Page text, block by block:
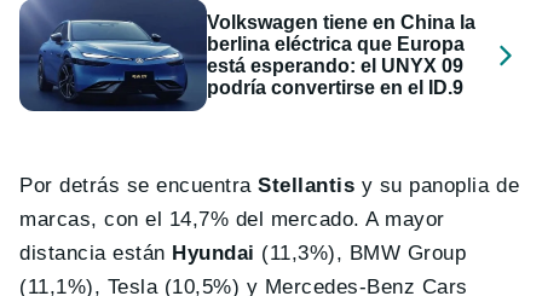
Volkswagen tiene en China la
berlina eléctrica que Europa
está esperando: el UNYX 09
podría convertirse en el ID.9
Por detrás se encuentraStellantis y su panoplia de
marcas, con el 14,7% del mercado. A mayor
distancia están Hyundai (11,3%), BMW Group
(11,1%), Tesla (10,5%) y Mercedes-Benz Cars